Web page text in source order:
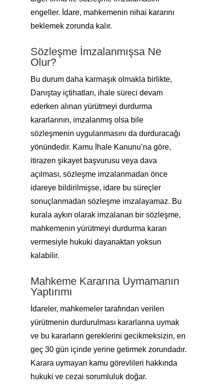
engeller. İdare, mahkemenin nihai kararını
beklemek zorunda kalır.
Sözleşme İmzalanmışsa Ne
Olur?
Bu durum daha karmaşık olmakla birlikte,
Danıştay içtihatları, ihale süreci devam
ederken alınan yürütmeyi durdurma
kararlarının, imzalanmış olsa bile
sözleşmenin uygulanmasını da durduracağı
yönündedir. Kamu İhale Kanunu’na göre,
itirazen şikayet başvurusu veya dava
açılması, sözleşme imzalanmadan önce
idareye bildirilmişse, idare bu süreçler
sonuçlanmadan sözleşme imzalayamaz. Bu
kurala aykırı olarak imzalanan bir sözleşme,
mahkemenin yürütmeyi durdurma kararı
vermesiyle hukuki dayanaktan yoksun
kalabilir.
Mahkeme Kararına Uymamanın
Yaptırımı
İdareler, mahkemeler tarafından verilen
yürütmenin durdurulması kararlarına uymak
ve bu kararların gereklerini gecikmeksizin, en
geç 30 gün içinde yerine getirmek zorundadır.
Karara uymayan kamu görevlileri hakkında
hukuki ve cezai sorumluluk doğar.